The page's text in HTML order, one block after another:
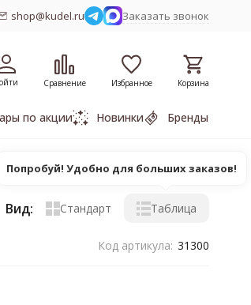
shop@kudel.ru Заказать звонок
Сравнение Избранное Корзина
по акции Новинки Бренды
Вид: Стандарт Таблица
Код артикула: 31300
Попробуй! Удобно для больших заказов!